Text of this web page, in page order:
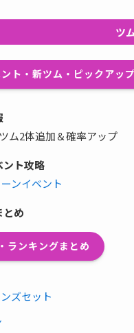
ツ
ト・新ツム・ピックアッ
ム2体追加＆確率アップ
ト攻略
ンイベント
とめ
ランキングまとめ
ズセット